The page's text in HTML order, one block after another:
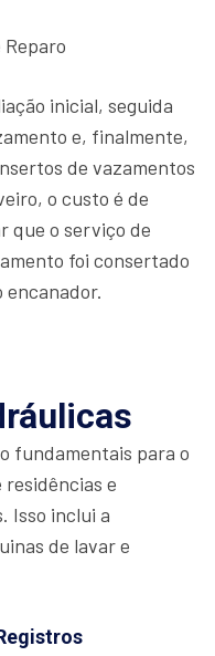
inicial, seguida
e, finalmente,
de vazamentos
o custo é de
que o serviço de
foi consertado
encanador.
fundamentais para o
e
Isso inclui a
de lavar e